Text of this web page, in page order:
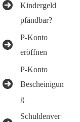
Kindergeld
pfändbar?
P-Konto
eröffnen
P-Konto
Bescheinigun
g
Schuldenver